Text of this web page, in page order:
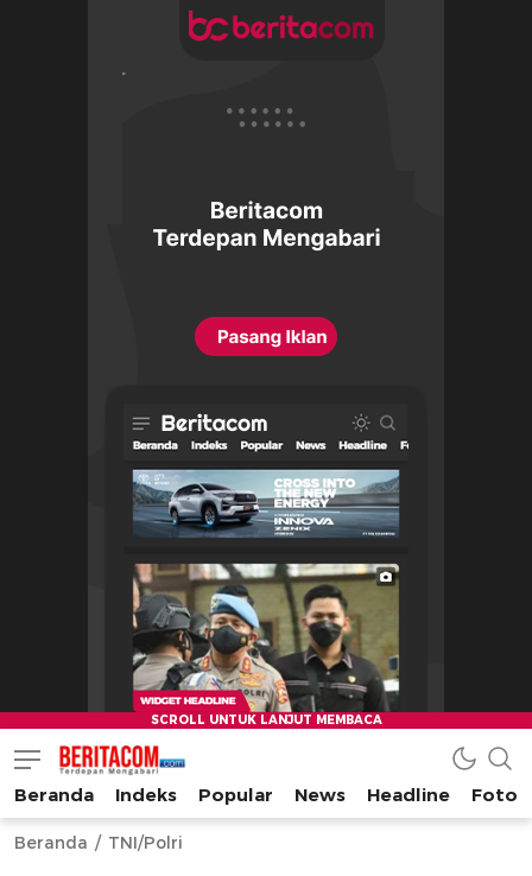
beritacom.com
bestnews
Beranda Indeks Popular News Headline Foto
Beranda TNI/Polri